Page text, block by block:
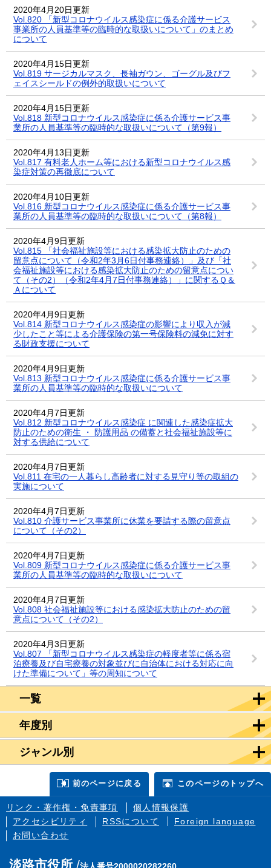
一覧
年度別
ジャンル別
2020年4月20日更新
Vol.820 「新型コロナウイルス感染症に係る介護サービス
事業所の人員基準等の臨時的な取扱いについて」のまとめ
について
2020年4月15日更新
Vol.819 サージカルマスク、長袖ガウン、ゴーグル及びフ
ェイスシールドの例外的取扱いについて
2020年4月15日更新
Vol.818 新型コロナウイルス感染症に係る介護サービス事
業所の人員基準等の臨時的な取扱いについて（第9報）
2020年4月13日更新
Vol.817 有料老人ホーム等における新型コロナウイルス感
染症対策の再徹底について
2020年4月10日更新
Vol.816 新型コロナウイルス感染症に係る介護サービス事
業所の人員基準等の臨時的な取扱いについて（第8報）
2020年4月9日更新
Vol.815 「社会福祉施設等における感染拡大防止のための
留意点について（令和2年3月6日付事務連絡）」及び「社
会福祉施設等における感染拡大防止のための留意点につい
て（その2）（令和2年4月7日付事務連絡）」に関するＱ＆
Ａについて
2020年4月9日更新
Vol.814 新型コロナウイルス感染症の影響により収入が減
少したこと等による介護保険の第一号保険料の減免に対す
る財政支援について
2020年4月9日更新
Vol.813 新型コロナウイルス感染症に係る介護サービス事
業所の人員基準等の臨時的な取扱いについて
2020年4月7日更新
Vol.812 新型コロナウイルス感染症 に関連した感染症拡大
防止のための衛生 ・ 防護用品 の備蓄と社会福祉施設等に
対する供給について
2020年4月7日更新
Vol.811 在宅の一人暮らし高齢者に対する見守り等の取組の
実施について
2020年4月7日更新
Vol.810 介護サービス事業所に休業を要請する際の留意点
について（その2）
2020年4月7日更新
Vol.809 新型コロナウイルス感染症に係る介護サービス事
業所の人員基準等の臨時的な取扱いについて
2020年4月7日更新
Vol.808 社会福祉施設等における感染拡大防止のための留
意点について（その2）
2020年4月3日更新
Vol.807 「新型コロナウイルス感染症の軽度者等に係る宿
泊療養及び自宅療養の対象並びに自治体における対応に向
けた準備について」等の周知について
前のページに戻る このページのトップへ
リンク・著作権・免責事項
個人情報保護
アクセシビリティ
RSSについて
Foreign language
お問い合わせ
淡路市役所